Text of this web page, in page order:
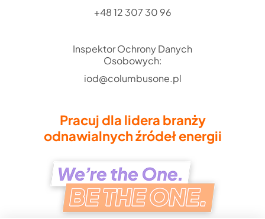
+48 12 307 30 96
Inspektor Ochrony Danych
Osobowych:
iod@columbusone.pl
Pracuj dla lidera branży
odnawialnych źródeł energii